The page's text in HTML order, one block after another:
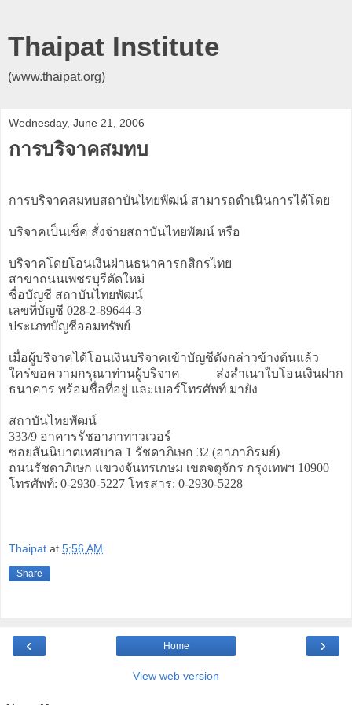
Thaipat Institute
(www.thaipat.org)
Wednesday, June 21, 2006
การบริจาคสมทบ
การบริจาคสมทบสถาบันไทยพัฒน์ สามารถดำเนินการได้โดย
บริจาคเป็นเช็ค สั่งจ่ายสถาบันไทยพัฒน์ หรือ
บริจาคโดยโอนเงินผ่านธนาคารกสิกรไทย
สาขาถนนเพชรบุรีตัดใหม่
ชื่อบัญชี สถาบันไทยพัฒน์
เลขที่บัญชี 028-2-89644-3
ประเภทบัญชีออมทรัพย์
เมื่อผู้บริจาคได้โอนเงินบริจาคเข้าบัญชีดังกล่าวข้างต้นแล้ว
ใคร่ขอความกรุณาท่านผู้บริจาค ส่งสำเนาใบโอนเงินฝาก
ธนาคาร พร้อมชื่อที่อยู่ และเบอร์โทรศัพท์ มายัง
สถาบันไทยพัฒน์
333/9 อาคารรัชอาภาทาวเวอร์
ซอยสันนิบาตเทศบาล 1 รัชดาภิเษก 32 (อาภาภิรมย์)
ถนนรัชดาภิเษก แขวงจันทรเกษม เขตจตุจักร กรุงเทพฯ 10900
โทรศัพท์: 0-2930-5227 โทรสาร: 0-2930-5228
Thaipat at 5:56 AM
Share
‹ ›
Home
View web version